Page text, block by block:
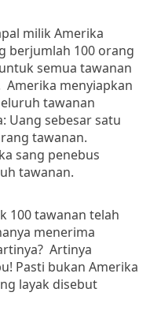
milik Amerika
berjumlah 100 orang
semua tawanan
menyiapkan
tawanan
Uang sebesar satu
tawanan.
sang penebus
tawanan.
100 tawanan telah
menerima
Artinya
Pasti bukan Amerika
layak disebut